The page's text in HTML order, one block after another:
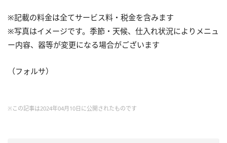
※記載の料金は全てサービス料・税金を含みます
※写真はイメージです。季節・天候、仕入れ状況によりメニュ
ー内容、器等が変更になる場合がございます
（フォルサ）
※この記事は2024年04月10日に公開されたものです